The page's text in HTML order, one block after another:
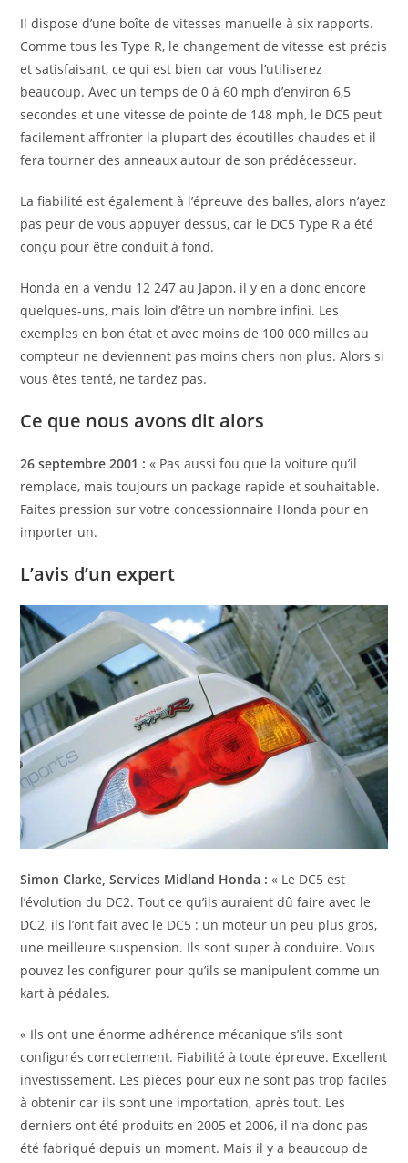
Il dispose d’une boîte de vitesses manuelle à six rapports.
Comme tous les Type R, le changement de vitesse est précis
et satisfaisant, ce qui est bien car vous l’utiliserez
beaucoup. Avec un temps de 0 à 60 mph d’environ 6,5
secondes et une vitesse de pointe de 148 mph, le DC5 peut
facilement affronter la plupart des écoutilles chaudes et il
fera tourner des anneaux autour de son prédécesseur.
La fiabilité est également à l’épreuve des balles, alors n’ayez
pas peur de vous appuyer dessus, car le DC5 Type R a été
conçu pour être conduit à fond.
Honda en a vendu 12 247 au Japon, il y en a donc encore
quelques-uns, mais loin d’être un nombre infini. Les
exemples en bon état et avec moins de 100 000 milles au
compteur ne deviennent pas moins chers non plus. Alors si
vous êtes tenté, ne tardez pas.
Ce que nous avons dit alors
26 septembre 2001 :« Pas aussi fou que la voiture qu’il
remplace, mais toujours un package rapide et souhaitable.
Faites pression sur votre concessionnaire Honda pour en
importer un.
L’avis d’un expert
Simon Clarke, Services Midland Honda : « Le DC5 est
l’évolution du DC2. Tout ce qu’ils auraient dû faire avec le
DC2, ils l’ont fait avec le DC5 : un moteur un peu plus gros,
une meilleure suspension. Ils sont super à conduire. Vous
pouvez les configurer pour qu’ils se manipulent comme un
kart à pédales.
« Ils ont une énorme adhérence mécanique s’ils sont
configurés correctement. Fiabilité à toute épreuve. Excellent
investissement. Les pièces pour eux ne sont pas trop faciles
à obtenir car ils sont une importation, après tout. Les
derniers ont été produits en 2005 et 2006, il n’a donc pas
été fabriqué depuis un moment. Mais il y a beaucoup de